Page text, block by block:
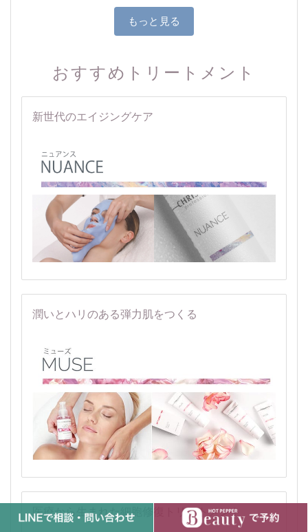
もっと見る
おすすめトリートメント
新世代のエイジングケア
潤いとハリのある弾力肌をつくる
医療から生まれた細胞修復トリートメント